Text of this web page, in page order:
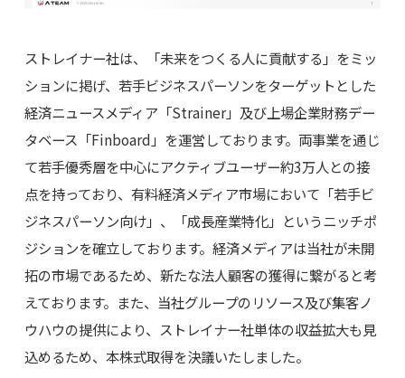
ストレイナー社は、「未来をつくる人に貢献する」をミッ
ションに掲げ、若手ビジネスパーソンをターゲットとした
経済ニュースメディア「Strainer」及び上場企業財務デー
タベース「Finboard」を運営しております。両事業を通じ
て若⼿優秀層を中心にアクティブユーザー約3万⼈との接
点を持っており、有料経済メディア市場において「若手ビ
ジネスパーソン向け」、「成長産業特化」というニッチポ
ジションを確立しております。経済メディアは当社が未開
拓の市場であるため、新たな法人顧客の獲得に繋がると考
えております。また、当社グループのリソース及び集客ノ
ウハウの提供により、ストレイナー社単体の収益拡大も見
込めるため、本株式取得を決議いたしました。